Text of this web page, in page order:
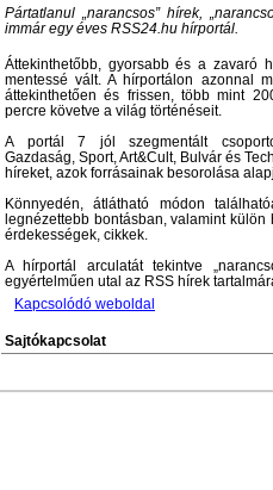
Pártatlanul „narancsos” hírek,
immár egy éves RSS24.hu hírportál.
Áttekinthetőbb, gyorsabb és a zavaró
mentessé vált. A hírportálon azonnal
áttekinthetően és frissen, több mint
percre követve a világ történéseit.
A portál 7 jól szegmentált
Gazdaság, Sport, Art&Cult, Bulvár és
híreket, azok forrásainak besorolása
Könnyedén, átlátható módon
legnézettebb bontásban, valamint
érdekességek, cikkek.
A hírportál arculatát tekintve
egyértelműen utal az RSS hírek
Kapcsolódó weboldal
Sajtókapcsolat